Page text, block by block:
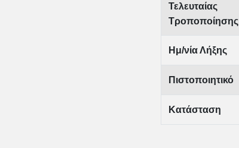
Τελευταίας
Τροποποίησης
Ημ/νία Λήξης
Πιστοποιητικό
Κατάσταση